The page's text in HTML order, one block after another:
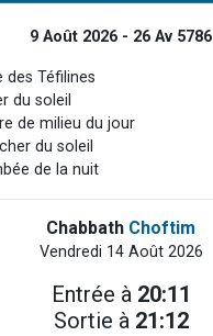
9 Août 2026 - 26 Av 5786
des Téfilines
du soleil
de milieu du jour
du soleil
de la nuit
Chabbath Choftim
Vendredi 14 Août 2026
Entrée à 20:11
Sortie à 21:12